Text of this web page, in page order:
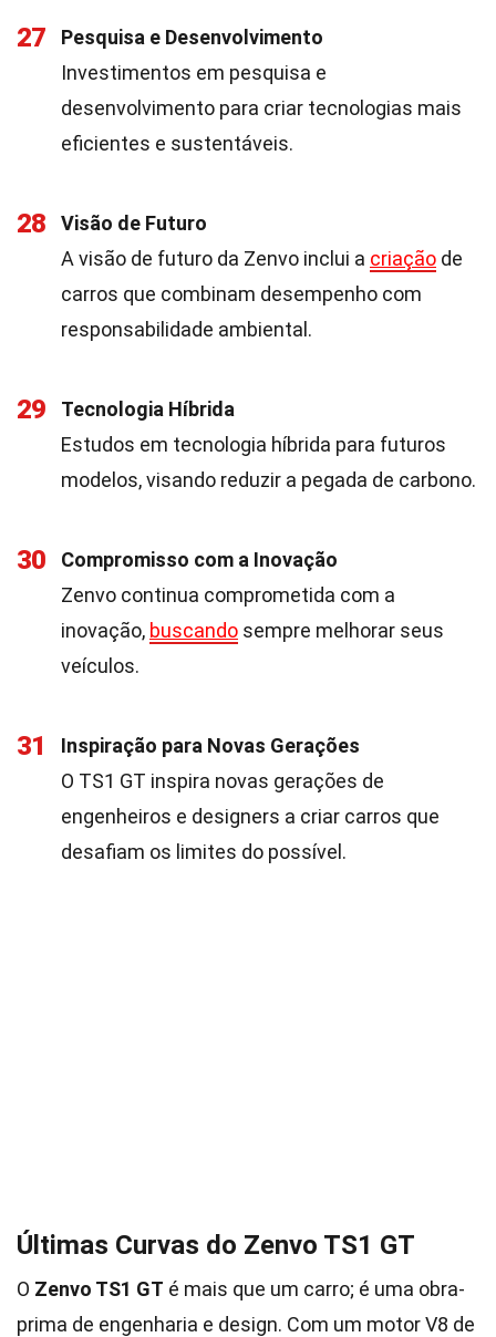
27
Pesquisa e Desenvolvimento
Investimentos em pesquisa e
desenvolvimento para criar tecnologias mais
eficientes e sustentáveis.
28
Visão de Futuro
A visão de futuro da Zenvo inclui a criação de
carros que combinam desempenho com
responsabilidade ambiental.
29
Tecnologia Híbrida
Estudos em tecnologia híbrida para futuros
modelos, visando reduzir a pegada de carbono.
30
Compromisso com a Inovação
Zenvo continua comprometida com a
inovação, buscando sempre melhorar seus
veículos.
31
Inspiração para Novas Gerações
O TS1 GT inspira novas gerações de
engenheiros e designers a criar carros que
desafiam os limites do possível.
Últimas Curvas do Zenvo TS1 GT
O Zenvo TS1 GT é mais que um carro; é uma obra-
prima de engenharia e design. Com um motor V8 de